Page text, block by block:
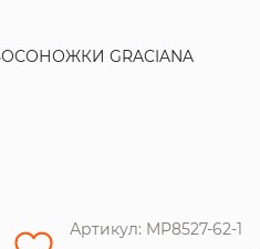
GRACIANA
Артикул: MP8527-62-1